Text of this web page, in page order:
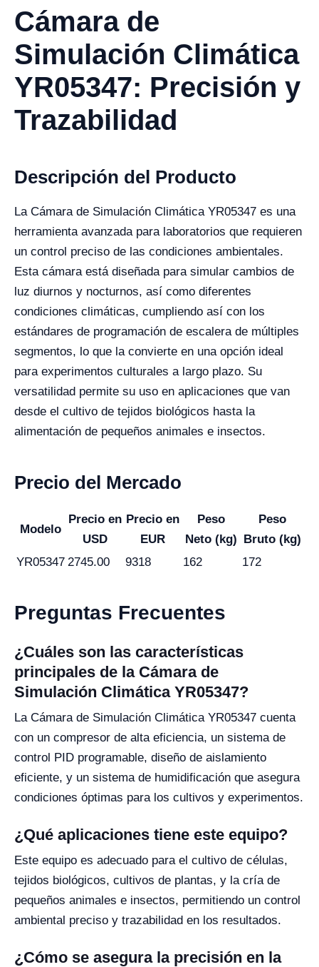
Cámara de
Simulación Climática
YR05347: Precisión y
Trazabilidad
Descripción del Producto
La Cámara de Simulación Climática YR05347 es una
herramienta avanzada para laboratorios que requieren
un control preciso de las condiciones ambientales.
Esta cámara está diseñada para simular cambios de
luz diurnos y nocturnos, así como diferentes
condiciones climáticas, cumpliendo así con los
estándares de programación de escalera de múltiples
segmentos, lo que la convierte en una opción ideal
para experimentos culturales a largo plazo. Su
versatilidad permite su uso en aplicaciones que van
desde el cultivo de tejidos biológicos hasta la
alimentación de pequeños animales e insectos.
Precio del Mercado
Modelo
Precio en
USD
Precio en
EUR
Peso
Neto (kg)
Peso
Bruto (kg)
YR05347 2745.00 9318 162 172
Preguntas Frecuentes
¿Cuáles son las características
principales de la Cámara de
Simulación Climática YR05347?
La Cámara de Simulación Climática YR05347 cuenta
con un compresor de alta eficiencia, un sistema de
control PID programable, diseño de aislamiento
eficiente, y un sistema de humidificación que asegura
condiciones óptimas para los cultivos y experimentos.
¿Qué aplicaciones tiene este equipo?
Este equipo es adecuado para el cultivo de células,
tejidos biológicos, cultivos de plantas, y la cría de
pequeños animales e insectos, permitiendo un control
ambiental preciso y trazabilidad en los resultados.
¿Cómo se asegura la precisión en la